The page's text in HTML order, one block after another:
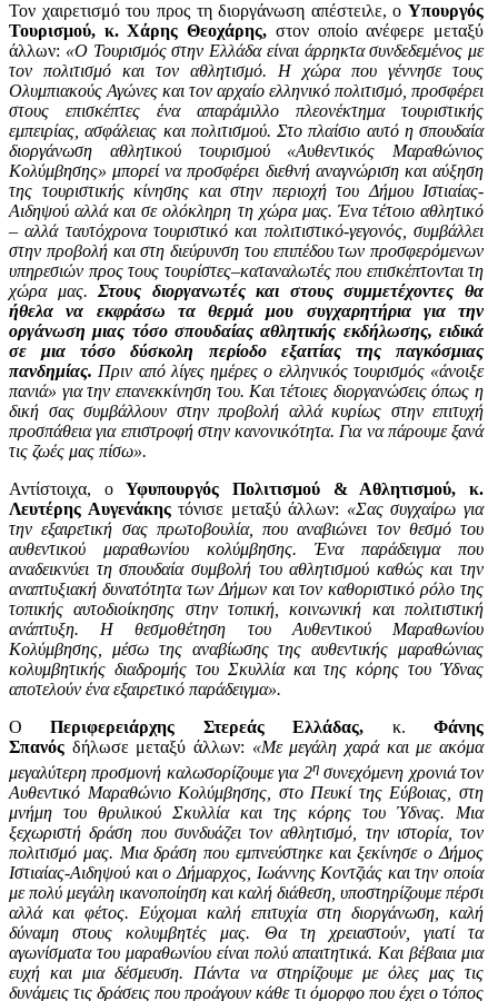
Τον χαιρετισμό του προς τη διοργάνωση απέστειλε, ο Υπουργός
Τουρισμού, κ. Χάρης Θεοχάρης, στον οποίο ανέφερε μεταξύ
άλλων: «O Τουρισμός στην Ελλάδα είναι άρρηκτα συνδεδεμένος με
τον πολιτισμό και τον αθλητισμό. Η χώρα που γέννησε τους
Ολυμπιακούς Αγώνες και τον αρχαίο ελληνικό πολιτισμό, προσφέρει
στους επισκέπτες ένα απαράμιλλο πλεονέκτημα τουριστικής
εμπειρίας, ασφάλειας και πολιτισμού. Στο πλαίσιο αυτό η σπουδαία
διοργάνωση αθλητικού τουρισμού «Αυθεντικός Μαραθώνιος
Κολύμβησης» μπορεί να προσφέρει διεθνή αναγνώριση και αύξηση
της τουριστικής κίνησης και στην περιοχή του Δήμου Ιστιαίας-
Αιδηψού αλλά και σε ολόκληρη τη χώρα μας. Ένα τέτοιο αθλητικό
– αλλά ταυτόχρονα τουριστικό και πολιτιστικό-γεγονός, συμβάλλει
στην προβολή και στη διεύρυνση του επιπέδου των προσφερόμενων
υπηρεσιών προς τους τουρίστες–καταναλωτές που επισκέπτονται τη
χώρα μας.Στους διοργανωτές και στους συμμετέχοντες θα
ήθελα να εκφράσω τα θερμά μου συγχαρητήρια για την
οργάνωση μιας τόσο σπουδαίας αθλητικής εκδήλωσης, ειδικά
σε μια τόσο δύσκολη περίοδο εξαιτίας της παγκόσμιας
πανδημίας. Πριν από λίγες ημέρες ο ελληνικός τουρισμός «άνοιξε
πανιά» για την επανεκκίνηση του. Και τέτοιες διοργανώσεις όπως η
δική σας συμβάλλουν στην προβολή αλλά κυρίως στην επιτυχή
προσπάθεια για επιστροφή στην κανονικότητα. Για να πάρουμε ξανά
τις ζωές μας πίσω».
Αντίστοιχα, οΥφυπουργός Πολιτισμού & Αθλητισμού, κ.
Λευτέρης Αυγενάκηςτόνισε μεταξύ άλλων: «Σας συγχαίρω για
την εξαιρετική σας πρωτοβουλία, που αναβιώνει τον θεσμό του
αυθεντικού μαραθωνίου κολύμβησης. Ένα παράδειγμα που
αναδεικνύει τη σπουδαία συμβολή του αθλητισμού καθώς και την
αναπτυξιακή δυνατότητα των Δήμων και τον καθοριστικό ρόλο της
τοπικής αυτοδιοίκησης στην τοπική, κοινωνική και πολιτιστική
ανάπτυξη. Η θεσμοθέτηση του Αυθεντικού Μαραθωνίου
Κολύμβησης, μέσω της αναβίωσης της αυθεντικής μαραθώνιας
κολυμβητικής διαδρομής του Σκυλλία και της κόρης του Ύδνας
αποτελούν ένα εξαιρετικό παράδειγμα».
ΟΠεριφερειάρχης Στερεάς Ελλάδας, κ.Φάνης
Σπανός δήλωσε μεταξύ άλλων: «Με μεγάλη χαρά και με ακόμα
μεγαλύτερη προσμονή καλωσορίζουμε για 2ησυνεχόμενη χρονιά τον
Αυθεντικό Μαραθώνιο Κολύμβησης, στο Πευκί της Εύβοιας, στη
μνήμη του θρυλικού Σκυλλία και της κόρης του Ύδνας. Μια
ξεχωριστή δράση που συνδυάζει τον αθλητισμό, την ιστορία, τον
πολιτισμό μας. Μια δράση που εμπνεύστηκε και ξεκίνησε ο Δήμος
Ιστιαίας-Αιδηψού και ο Δήμαρχος, Ιωάννης Κοντζιάς και την οποία
με πολύ μεγάλη ικανοποίηση και καλή διάθεση, υποστηρίζουμε πέρσι
αλλά και φέτος. Εύχομαι καλή επιτυχία στη διοργάνωση, καλή
δύναμη στους κολυμβητές μας. Θα τη χρειαστούν, γιατί τα
αγωνίσματα του μαραθωνίου είναι πολύ απαιτητικά. Και βέβαια μια
ευχή και μια δέσμευση. Πάντα να στηρίζουμε με όλες μας τις
δυνάμεις τις δράσεις που προάγουν κάθε τι όμορφο που έχει ο τόπος